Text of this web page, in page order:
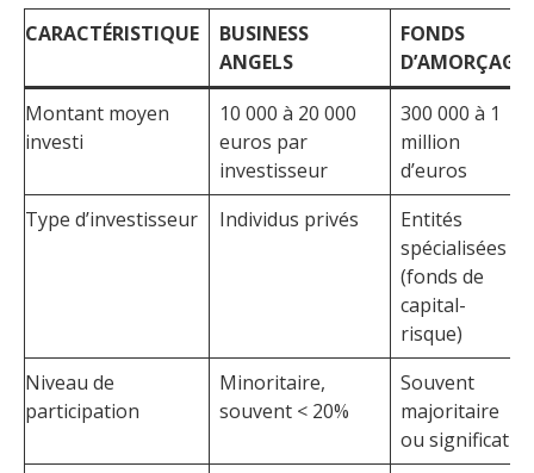
CARACTÉRISTIQUE
BUSINESS
ANGELS
FONDS
D’AMORÇAGE
Montant moyen
investi
10 000 à 20 000
euros par
investisseur
300 000 à 1
million
d’euros
Type d’investisseur
Individus privés
Entités
spécialisées
(fonds de
capital-
risque)
Niveau de
participation
Minoritaire,
souvent < 20%
Souvent
majoritaire
ou significatif